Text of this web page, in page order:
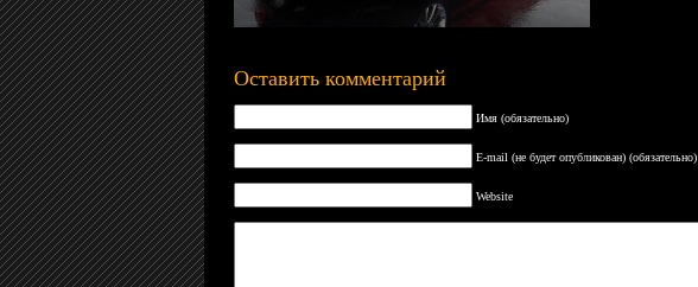
Оставить комментарий
Имя (обязательно)
E-mail (не будет опубликован) (обязательно)
Website